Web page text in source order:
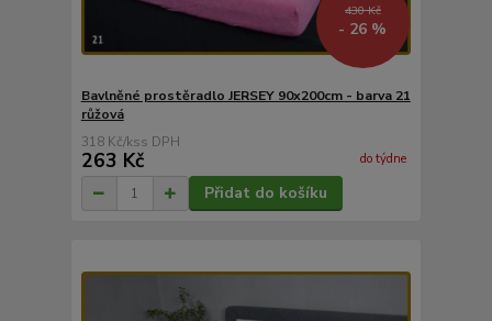
430 Kč
- 26 %
Bavlněné prostěradlo JERSEY 90x200cm - barva 21
růžová
318 Kč/ks
263 Kč do týdne
Přidat do košíku